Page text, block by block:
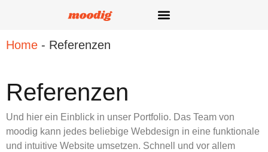
Home - Referenzen
Referenzen
Und hier ein Einblick in unser Portfolio. Das Team von
moodig kann jedes beliebige Webdesign in eine funktionale
und intuitive Website umsetzen. Schnell und vor allem